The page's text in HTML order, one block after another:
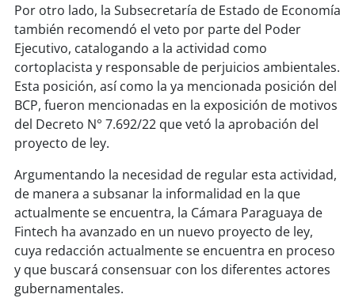
Por otro lado, la Subsecretaría de Estado de Economía
también recomendó el veto por parte del Poder
Ejecutivo, catalogando a la actividad como
cortoplacista y responsable de perjuicios ambientales.
Esta posición, así como la ya mencionada posición del
BCP, fueron mencionadas en la exposición de motivos
del Decreto N° 7.692/22 que vetó la aprobación del
proyecto de ley.
Argumentando la necesidad de regular esta actividad,
de manera a subsanar la informalidad en la que
actualmente se encuentra, la Cámara Paraguaya de
Fintech ha avanzado en un nuevo proyecto de ley,
cuya redacción actualmente se encuentra en proceso
y que buscará consensuar con los diferentes actores
gubernamentales.